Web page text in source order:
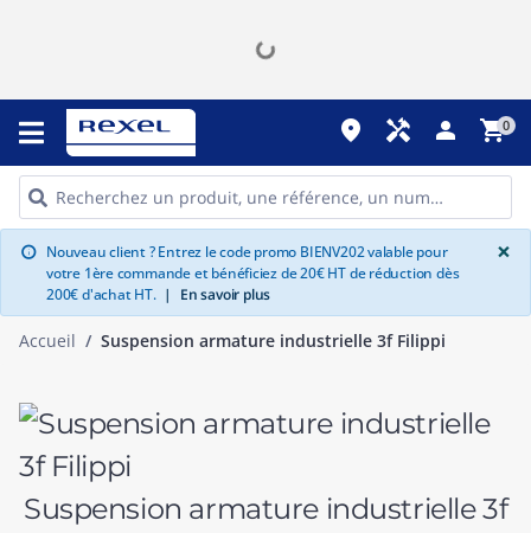
place handyman person shopping_cart0
info Nouveau client ? Entrez le code promo BIENV202 valable pour
votre 1ère commande et bénéficiez de 20€ HT de réduction dès
200€ d'achat HT. | En savoir plus
×
Accueil Suspension armature industrielle 3f Filippi
Suspension armature industrielle 3f